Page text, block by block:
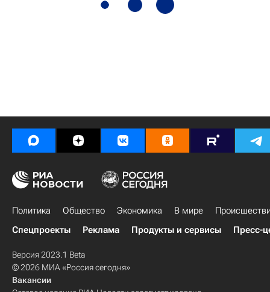
Политика Общество Экономика В мире
Спецпроекты
Реклама Продукты и сервисы Пресс-
Версия 2023.1 Beta
© 2026 МИА «Россия сегодня»
Вакансии